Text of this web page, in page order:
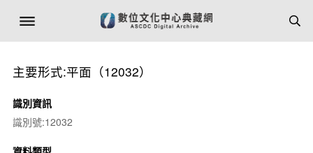
主要形式:平面（12032）
識別資訊
識別號:12032